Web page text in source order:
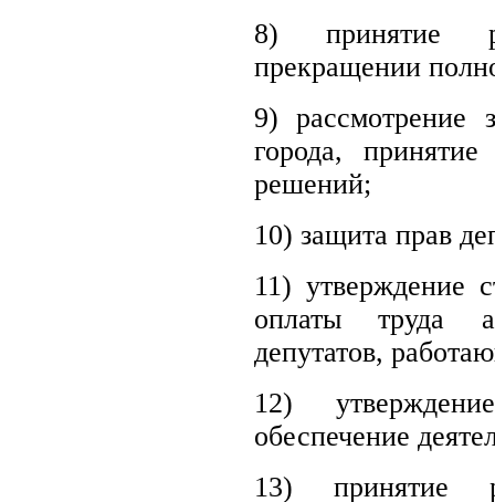
8) принятие
прекращении
9) рассмотрение
города,
решений;
10) защита прав
11) утверждение
оплаты труда
депутатов,
12)
обеспечение
13) принятие